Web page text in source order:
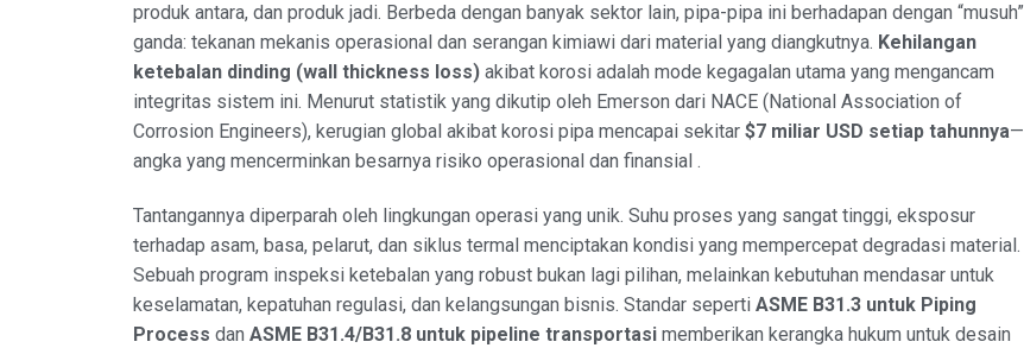
produk antara, dan produk jadi. Berbeda dengan banyak sektor lain, pipa-pipa ini berhadapan dengan “musuh”
ganda: tekanan mekanis operasional dan serangan kimiawi dari material yang diangkutnya. Kehilangan
ketebalan dinding (wall thickness loss) akibat korosi adalah mode kegagalan utama yang mengancam
integritas sistem ini. Menurut statistik yang dikutip oleh Emerson dari NACE (National Association of
Corrosion Engineers), kerugian global akibat korosi pipa mencapai sekitar $7 miliar USD setiap tahunnya—
angka yang mencerminkan besarnya risiko operasional dan finansial .
Tantangannya diperparah oleh lingkungan operasi yang unik. Suhu proses yang sangat tinggi, eksposur
terhadap asam, basa, pelarut, dan siklus termal menciptakan kondisi yang mempercepat degradasi material.
Sebuah program inspeksi ketebalan yang robust bukan lagi pilihan, melainkan kebutuhan mendasar untuk
keselamatan, kepatuhan regulasi, dan kelangsungan bisnis. Standar seperti ASME B31.3 untuk Piping
Process dan ASME B31.4/B31.8 untuk pipeline transportasi memberikan kerangka hukum untuk desain